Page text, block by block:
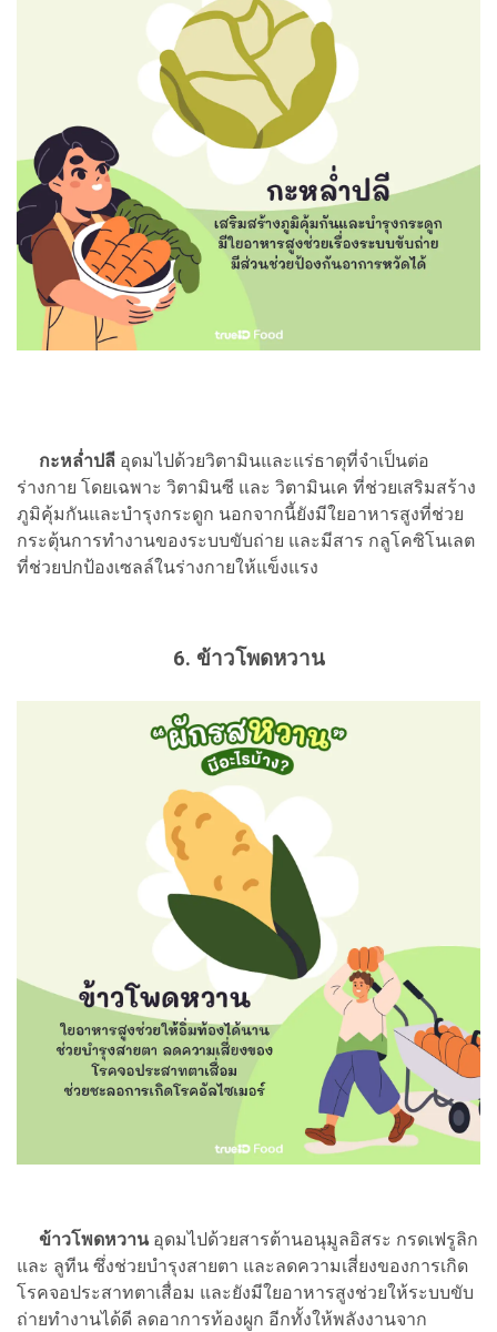
กะหล่ำปลี อุดมไปด้วยวิตามินและแร่ธาตุที่จำเป็นต่อ
ร่างกาย โดยเฉพาะ วิตามินซี และ วิตามินเค ที่ช่วยเสริมสร้าง
ภูมิคุ้มกันและบำรุงกระดูก นอกจากนี้ยังมีใยอาหารสูงที่ช่วย
กระตุ้นการทำงานของระบบขับถ่าย และมีสาร กลูโคซิโนเลต
ที่ช่วยปกป้องเซลล์ในร่างกายให้แข็งแรง
6. ข้าวโพดหวาน
ข้าวโพดหวานอุดมไปด้วยสารต้านอนุมูลอิสระ กรดเฟรูลิก
และ ลูทีน ซึ่งช่วยบำรุงสายตา และลดความเสี่ยงของการเกิด
โรคจอประสาทตาเสื่อม และยังมีใยอาหารสูงช่วยให้ระบบขับ
ถ่ายทำงานได้ดี ลดอาการท้องผูก อีกทั้งให้พลังงานจาก